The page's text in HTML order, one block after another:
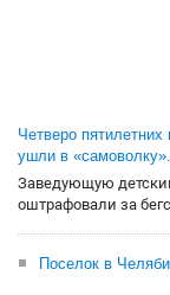
Четверо пятилетних
ушли в
Заведующую
оштрафовали за
Поселок в